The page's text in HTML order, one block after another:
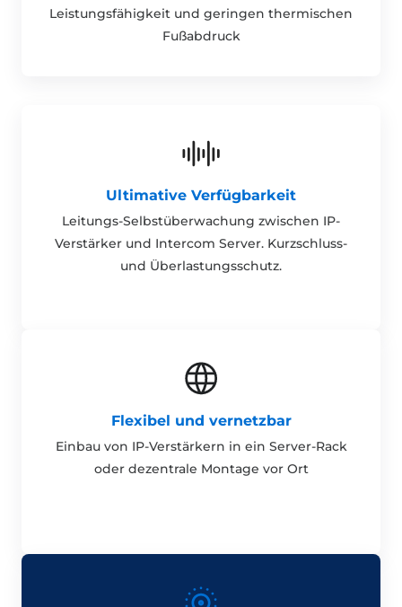
Leistungsfähigkeit und geringen thermischen
Fußabdruck
Ultimative Verfügbarkeit
Leitungs-Selbstüberwachung zwischen IP-
Verstärker und Intercom Server. Kurzschluss-
und Überlastungsschutz.
Flexibel und vernetzbar
Einbau von IP-Verstärkern in ein Server-Rack
oder dezentrale Montage vor Ort